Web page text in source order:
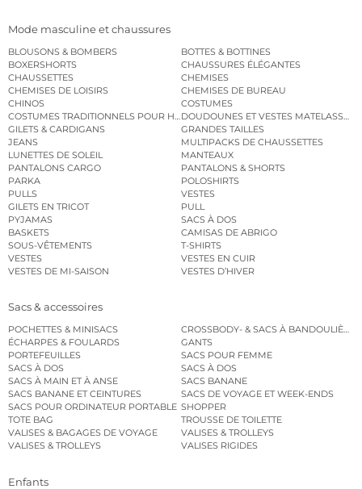
Mode masculine et chaussures
BLOUSONS & BOMBERS
BOTTES & BOTTINES
BOXERSHORTS
CHAUSSURES ÉLÉGANTES
CHAUSSETTES
CHEMISES
CHEMISES DE LOISIRS
CHEMISES DE BUREAU
CHINOS
COSTUMES
COSTUMES TRADITIONNELS POUR HOMMEDOUDOUNES ET VESTES MATELASSÉES
GILETS & CARDIGANS
GRANDES TAILLES
JEANS
MULTIPACKS DE CHAUSSETTES
LUNETTES DE SOLEIL
MANTEAUX
PANTALONS CARGO
PANTALONS & SHORTS
PARKA
POLOSHIRTS
PULLS
VESTES
GILETS EN TRICOT
PULL
PYJAMAS
SACS À DOS
BASKETS
CAMISAS DE ABRIGO
SOUS-VÊTEMENTS
T-SHIRTS
VESTES
VESTES EN CUIR
VESTES DE MI-SAISON
VESTES D’HIVER
Sacs & accessoires
POCHETTES & MINISACS
CROSSBODY- & SACS À BANDOULIÈRE
ÉCHARPES & FOULARDS
GANTS
PORTEFEUILLES
SACS POUR FEMME
SACS À DOS
SACS À DOS
SACS À MAIN ET À ANSE
SACS BANANE
SACS BANANE ET CEINTURES
SACS DE VOYAGE ET WEEK-ENDS
SACS POUR ORDINATEUR PORTABLE SHOPPER
TOTE BAG
TROUSSE DE TOILETTE
VALISES & BAGAGES DE VOYAGE
VALISES & TROLLEYS
VALISES & TROLLEYS
VALISES RIGIDES
Enfants